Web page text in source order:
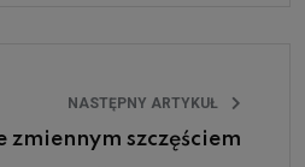
NASTĘPNY ARTYKUŁ
zmiennym szczęściem